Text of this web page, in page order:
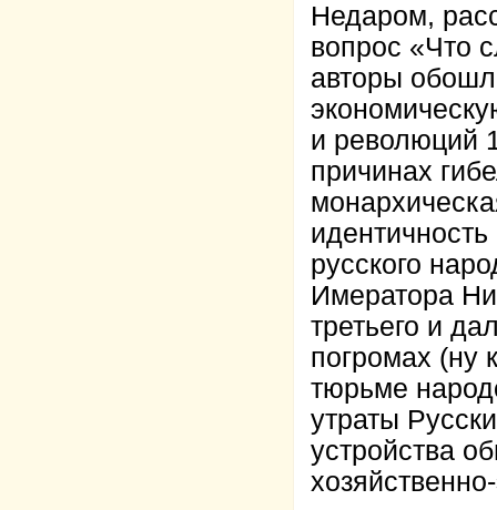
Недаром,
вопрос «Что
авторы
и революций
причинах
русского
Имератора
третьего и
погромах (ну
тюрьме
утраты
устройства